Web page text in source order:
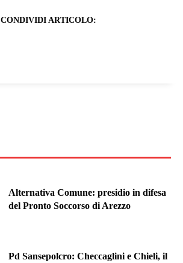
CONDIVIDI ARTICOLO:
Alternativa Comune: presidio in difesa
del Pronto Soccorso di Arezzo
Pd Sansepolcro: Checcaglini e Chieli, il